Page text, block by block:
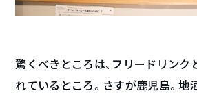
驚くべきところは、フリードリンク
れているところ。さすが鹿児島。地